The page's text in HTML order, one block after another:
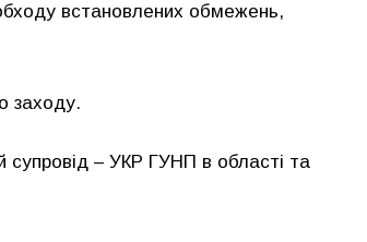
встановлених обмежень,
заходу.
супровід – УКР ГУНП в області та